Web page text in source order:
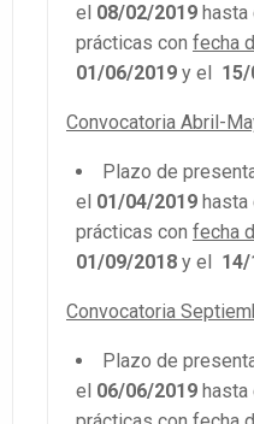
el 08/02/2019 hasta
prácticas con fecha
01/06/2019 y el
Convocatoria Abril-
Plazo de
el 01/04/2019 hasta
prácticas con fecha
01/09/2018 y el
Convocatoria
Plazo de
el 06/06/2019 hasta